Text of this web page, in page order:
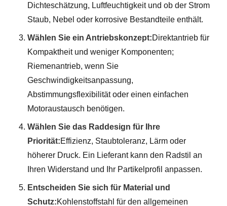
Dichteschätzung, Luftfeuchtigkeit und ob der Strom
Staub, Nebel oder korrosive Bestandteile enthält.
Wählen Sie ein Antriebskonzept:Direktantrieb für
Kompaktheit und weniger Komponenten;
Riemenantrieb, wenn Sie
Geschwindigkeitsanpassung,
Abstimmungsflexibilität oder einen einfachen
Motoraustausch benötigen.
Wählen Sie das Raddesign für Ihre
Priorität:Effizienz, Staubtoleranz, Lärm oder
höherer Druck. Ein Lieferant kann den Radstil an
Ihren Widerstand und Ihr Partikelprofil anpassen.
Entscheiden Sie sich für Material und
Schutz:Kohlenstoffstahl für den allgemeinen